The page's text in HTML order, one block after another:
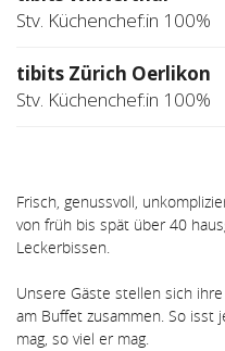
Stv. Küchenchef:in 100%
tibits Zürich Oerlikon
Stv. Küchenchef:in 100%
Frisch, genussvoll,
von früh bis spät über 40
Leckerbissen.
Unsere Gäste stellen sich
am Buffet zusammen. So isst
mag, so viel er mag.